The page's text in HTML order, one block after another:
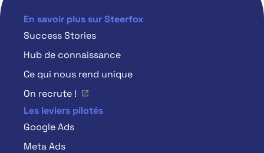
En savoir plus sur Steerfox
Success Stories
Hub de connaissance
Ce qui nous rend unique
On recrute !
Les leviers pilotés
Google Ads
Meta Ads